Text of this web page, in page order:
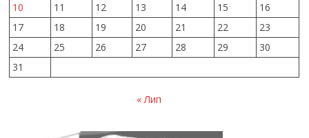
10
11 12 13 14 15
16
17
18 19 20 21 22
23
24
25 26 27 28 29
30
31
« Лип